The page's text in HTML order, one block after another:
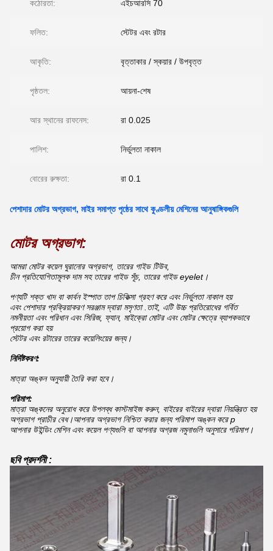
কঠোরতা: এইচআরসি 70
ফলিত: স্টেটর এবং রটার
আকৃতি: বৃত্তাকার / স্কয়ার / উপবৃত্ত
পৃষ্ঠতল: আয়না-শেষ
আর স্থানের রাফনেস: রা 0.025
পালিশ: নির্ভুলতা নাকাল
বোরের রুক্ষতা: রা 0.1
পেশাদার মোটর অগ্রভাগ, মাইর সমাপ্ত পৃষ্ঠের সাথে কুণ্ডলীয় মেশিনের আনুষাঙ্গিকগুলি
মোটর অগ্রভাগ:
আমরা মোটর কয়েল ঘুরানোর অগ্রভাগ, তারের গাইড টিউব,
চীন প্রতিযোগিতামূলক দাম সহ তারের গাইড সূঁচ, তারের গাইড eyelet।
পণ্যটি শক্ত খাদ বা কার্বন ইস্পাত তাপ চিকিত্সা গ্রহণ করে এবং নির্ভুলতা নাকাল হয়
এবং পেশাদার প্রক্রিয়াকরণ সরঞ্জাম দ্বারা মসৃণতা .তাই, এটি উচ্চ প্রতিরোধের গর্বিত
নমনীয়তা এবং পরিধান এবং সিরিজ, ফ্যান, মাইক্রো মোটর এবং মোটর ক্ষেত্রে ব্যাপকভাবে
প্রয়োগ করা হয়
স্টেটর এবং রটারের তারের কয়েলিংয়ের জন্য।
নির্দিষ্টকরণ:
মাত্রা অঙ্কন অনুযায়ী তৈরি করা হবে।
পরিমাপ:
মাত্রা অঙ্কনের অনুরোধ করে উপলব্ধ কাস্টমাইজ করুন, বাইরের বাইরের দ্বারা নিয়ন্ত্রিত হয়
অগ্রভাগ প্রাচীর বেধ।আপনার অগ্রভাগ নিশ্চিত করার জন্য পরিমাপ অঙ্কন করে p
আপনার উইন্ডিং মেশিন এবং কয়েল পণ্যগুলি বা আপনার অগ্রজ নমুনাগুলি অনুসারে পরিমাপ।
ছবি প্রদর্শনী :